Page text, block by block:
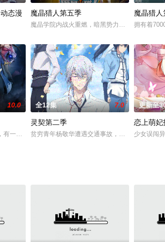
响。人类开始觉醒，拥有更强的力量，而神秘的种族悄
态漫
魔晶猎人第五季
魔晶学院内战火重燃，暗黑势力再度来袭，魔
魔晶猎人
拥有着
10.0
一片赤澜大陆，大陆上的武者和灵器有着明确的等级划
全12集 7.0
灵契第二季
贫穷青年杨敬华遭遇交通事故，再次醒来以后
更新至
恋上萌妃
少女误闯